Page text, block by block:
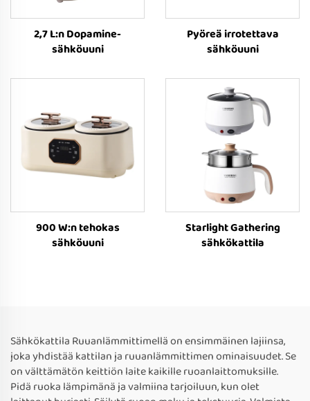
2,7 L:n Dopamine-
sähköuuni
Pyöreä irrotettava
sähköuuni
900 W:n tehokas
sähköuuni
Starlight Gathering
sähkökattila
Sähkökattila Ruuanlämmittimellä on ensimmäinen lajiinsa,
joka yhdistää kattilan ja ruuanlämmittimen ominaisuudet. Se
on välttämätön keittiön laite kaikille ruoanlaittomuksille.
Pidä ruoka lämpimänä ja valmiina tarjoiluun, kun olet